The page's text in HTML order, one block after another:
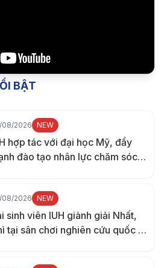
BẬT
2026 NEW
hợp tác với đại học Mỹ, đẩy
đào tạo nhân lực chăm sóc
khỏe
2026 NEW
sinh viên IUH giành giải Nhất,
tại sân chơi nghiên cứu quốc tế
Loan